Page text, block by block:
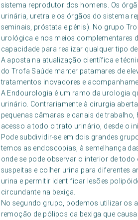
sistema reprodutor dos homens. Os
urinária, uretra e os órgãos do sistema
seminais, próstata e pénis). No grupo
urológica e nos meios complementares
capacidade para realizar qualquer tipo
A aposta na atualização científica e
do Trofa Saúde manter patamares de
tratamentos inovadores e
A Endourologia é um ramo da urologia
urinário. Contrariamente à cirurgia
pequenas câmaras e canais de
acesso a todo o trato urinário, desde o
Pode subdividir-se em dois grandes
temos as endoscopias, à semelhança
onde se pode observar o interior de
suspeitas e colher urina para diferentes
urina e permitir identificar lesões
circundante na bexiga.
No segundo grupo, podemos utilizar os
remoção de pólipos da bexiga que